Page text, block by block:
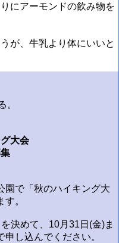
にアーモンドの飲み物を
が、牛乳より体にいいと
。
大会
園で「秋のハイキング大
。
決めて、10月31日(金)ま
し込んでください。